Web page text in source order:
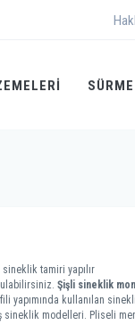
SÜRME
tamiri yapılır
Şişli sineklik
yapımında kullanılan
sineklik modelleri. Pliseli